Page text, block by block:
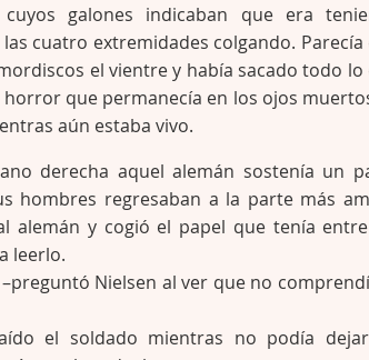
galones indicaban que era
cuatro extremidades colgando. Parecía
el vientre y había sacado todo lo
horror que permanecía en los ojos
aún estaba vivo.
derecha aquel alemán sostenía un
hombres regresaban a la parte más
alemán y cogió el papel que tenía
leerlo.
Nielsen al ver que no
el soldado mientras no podía